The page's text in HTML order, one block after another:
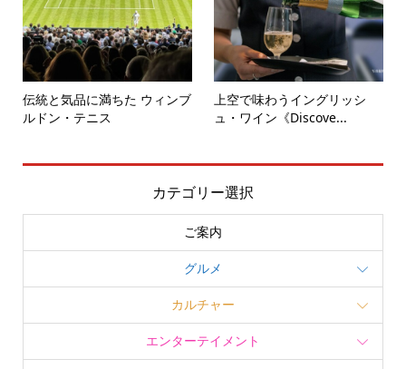
伝統と気品に満ちた ウィンブ
ルドン・テニス
上空で味わうイングリッシ
ュ・ワイン《Discove...
カテゴリー選択
ご案内
グルメ
カルチャー
エンターテイメント